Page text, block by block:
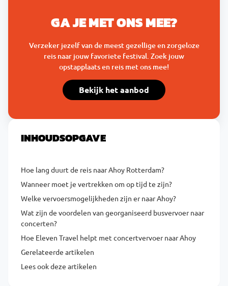
GA JE MET ONS MEE?
Verzeker jezelf van de meest gezellige en zorgeloze
reis naar jouw favoriete festival. Zoek jouw
opstapplaats en reis met ons mee!
Bekijk het aanbod
INHOUDSOPGAVE
Hoe lang duurt de reis naar Ahoy Rotterdam?
Wanneer moet je vertrekken om op tijd te zijn?
Welke vervoersmogelijkheden zijn er naar Ahoy?
Wat zijn de voordelen van georganiseerd busvervoer naar
concerten?
Hoe Eleven Travel helpt met concertvervoer naar Ahoy
Gerelateerde artikelen
Lees ook deze artikelen